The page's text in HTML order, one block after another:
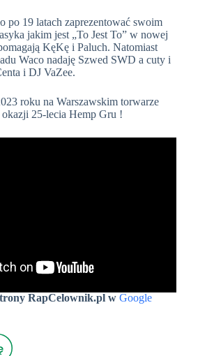
po 19 latach zaprezentować swoim
jakim jest „To Jest To” w nowej
KęKę i Paluch. Natomiast
Waco nadaję Szwed SWD a cuty i
i DJ VaZee.
roku na Warszawskim torwarze
25-lecia Hemp Gru !
RapCelownik.pl w Google